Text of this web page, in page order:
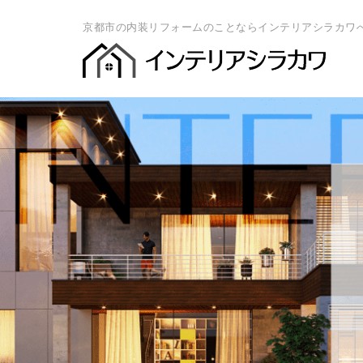
京都市の内装リフォームのことならインテリアシラカワ